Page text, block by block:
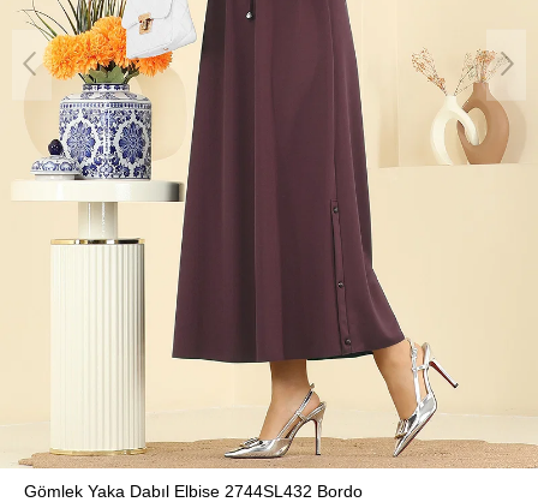
Gömlek Yaka Dabıl Elbise 2744SL432 Bordo